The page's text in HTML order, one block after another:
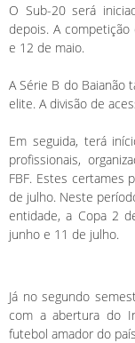
O Sub-20 será
depois. A
e 12 de maio.
A Série B do Baianão
elite. A divisão de
Em seguida, terá
profissionais,
FBF. Estes certames
de julho. Neste
entidade, a Copa 2
junho e 11 de julho.
Já no segundo
com a abertura do
futebol amador do